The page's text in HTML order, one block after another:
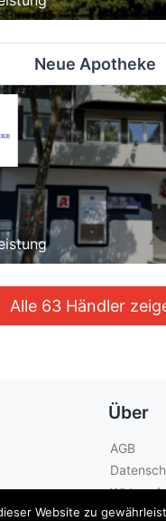
Neue Apotheke
Alle 63 Händler
Über
AGB
Kontakt
Website zu